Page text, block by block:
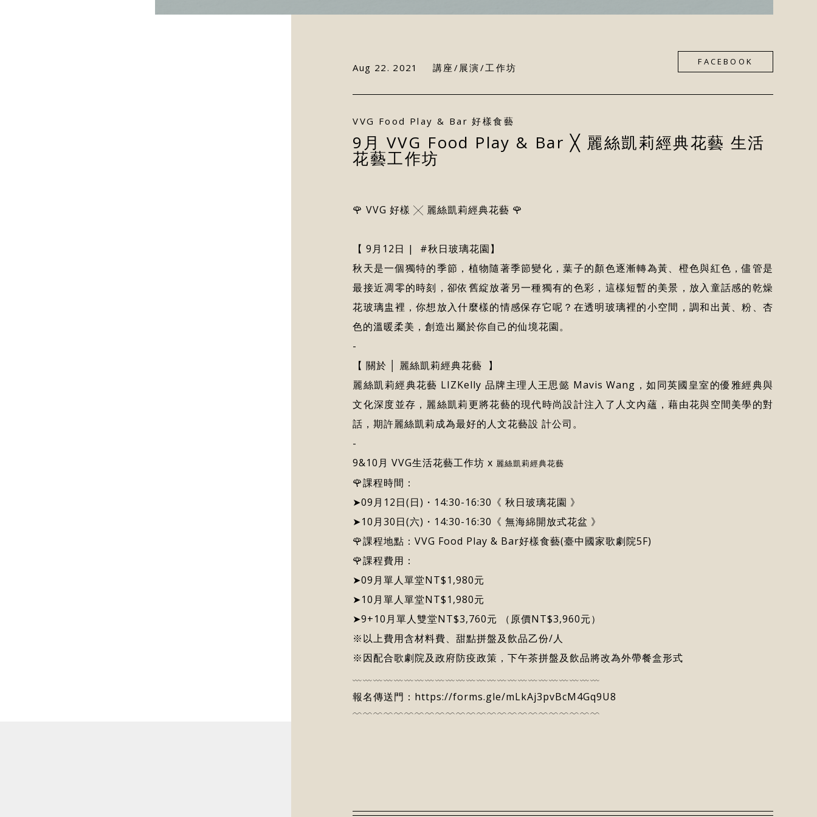
Aug 22. 2021 講座/展演/工作坊 FACEBOOK
VVG Food Play & Bar 好樣食藝
9月 VVG Food Play & Bar ╳ 麗絲凱莉經典花藝 生活
花藝工作坊
🌹 VVG 好樣 ╳ 麗絲凱莉經典花藝 🌹
【 9月12日 | #秋日玻璃花園】
秋天是一個獨特的季節，植物隨著季節變化，葉子的顏色逐漸轉為黃、橙色與紅色，儘管是
最接近凋零的時刻，卻依舊綻放著另一種獨有的色彩，這樣短暫的美景，放入童話感的乾燥
花玻璃盅裡，你想放入什麼樣的情感保存它呢？在透明玻璃裡的小空間，調和出黃、粉、杏
色的溫暖柔美，創造出屬於你自己的仙境花園。
-
【 關於 │ 麗絲凱莉經典花藝 】
麗絲凱莉經典花藝 LIZKelly 品牌主理人王思懿 Mavis Wang，如同英國皇室的優雅經典與
文化深度並存，麗絲凱莉更將花藝的現代時尚設計注入了人文內蘊，藉由花與空間美學的對
話，期許麗絲凱莉成為最好的人文花藝設 計公司。
-
9&10月 VVG生活花藝工作坊 x 麗絲凱莉經典花藝
🌹課程時間：
➤09月12日(日)・14:30-16:30《 秋日玻璃花園 》
➤10月30日(六)・14:30-16:30《 無海綿開放式花盆 》
🌹課程地點：VVG Food Play & Bar好樣食藝(臺中國家歌劇院5F)
🌹課程費用：
➤09月單人單堂NT$1,980元
➤10月單人單堂NT$1,980元
➤9+10月單人雙堂NT$3,760元 （原價NT$3,960元）
※以上費用含材料費、甜點拼盤及飲品乙份/人
※因配合歌劇院及政府防疫政策，下午茶拼盤及飲品將改為外帶餐盒形式
﹏﹏﹏﹏﹏﹏﹏﹏﹏﹏﹏﹏﹏﹏﹏﹏﹏﹏﹏﹏﹏﹏﹏﹏
報名傳送門： https://forms.gle/mLkAj3pvBcM4Gq9U8
﹋﹋﹋﹋﹋﹋﹋﹋﹋﹋﹋﹋﹋﹋﹋﹋﹋﹋﹋﹋﹋﹋﹋﹋